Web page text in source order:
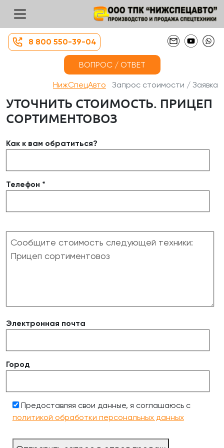
8 800 550-39-04
ВОПРОС / ОТВЕТ
НижСпецАвто Запрос стоимости / Заявка
УТОЧНИТЬ СТОИМОСТЬ. ПРИЦЕП
СОРТИМЕНТОВОЗ
Как к вам обратиться?
Телефон *
Электронная почта
Город
Предоставляя свои данные, я соглашаюсь с
политикой обработки персональных данных